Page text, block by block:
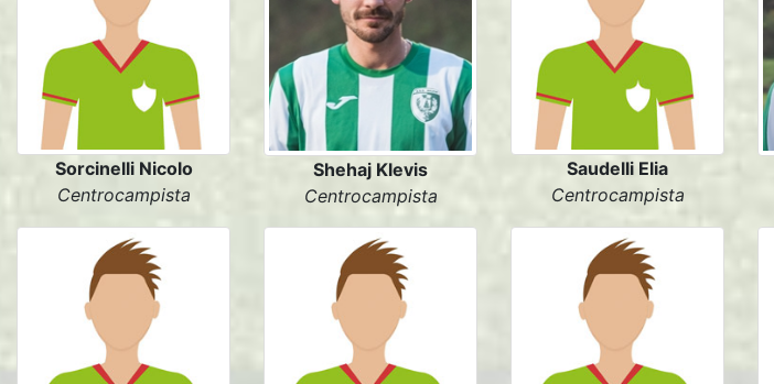
Sorcinelli Nicolo
Centrocampista
Shehaj Klevis
Centrocampista
Saudelli Elia
Centrocampista